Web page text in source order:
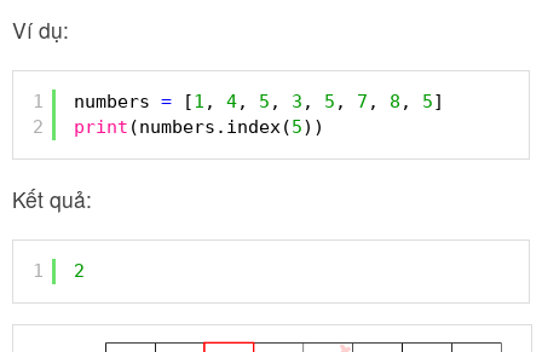
Ví dụ:
1
2
numbers = [1 , 4, 5 , 3 , 5 , 7 , 8 , 5]
print (numbers.index(5))
Kết quả:
1 2